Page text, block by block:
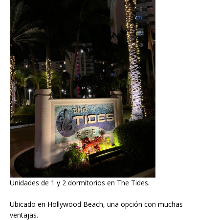
Unidades de 1 y 2 dormitorios en The Tides.
Ubicado en Hollywood Beach, una opción con muchas
ventajas.